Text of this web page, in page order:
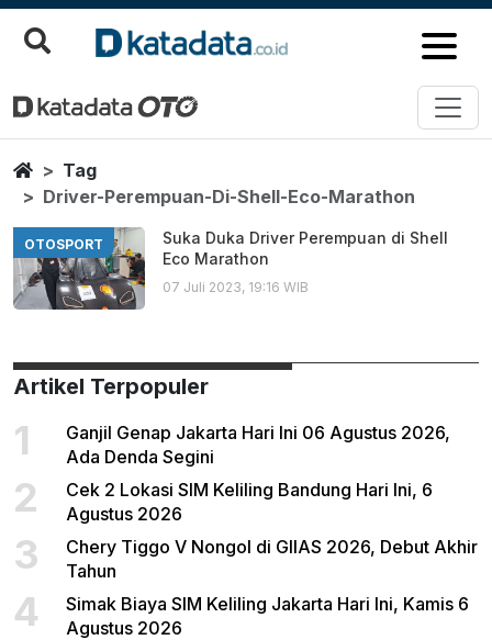
Driver Perempuan Di Shell Eco
Berita Terbaru
HomeTag
Driver-Perempuan-Di-Shell-Eco-Marathon
OTOSPORT
Suka Duka Driver Perempuan di Shell
Eco Marathon
07 Juli 2023, 19:16 WIB
Artikel Terpopuler
1
Ganjil Genap Jakarta Hari Ini 06 Agustus 2026,
Ada Denda Segini
2
Cek 2 Lokasi SIM Keliling Bandung Hari Ini, 6
Agustus 2026
3
Chery Tiggo V Nongol di GIIAS 2026, Debut Akhir
Tahun
4
Simak Biaya SIM Keliling Jakarta Hari Ini, Kamis 6
Agustus 2026